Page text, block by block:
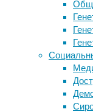
из
самых
крупных
в
области
лучевой